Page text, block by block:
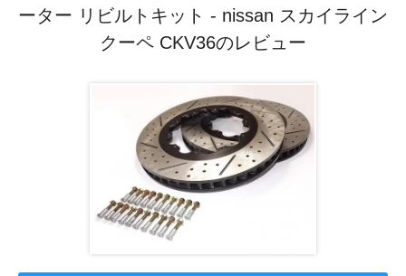
ーター リビルトキット - nissan スカイライン
クーペ CKV36のレビュー